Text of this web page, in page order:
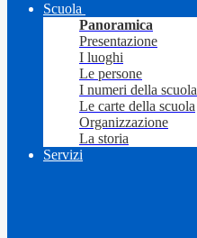
Scuola
Panoramica
Presentazione
I luoghi
Le persone
I numeri della scuola
Le carte della scuola
Organizzazione
La storia
Servizi